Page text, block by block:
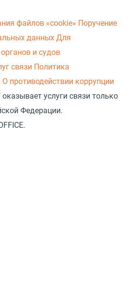
файлов «cookie» Поручение
данных Для
и судов
связи Политика
О противодействии коррупции
услуги связи только
Федерации.